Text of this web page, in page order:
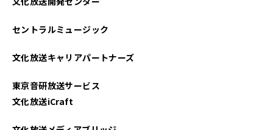
2024年09月
セントラルミュージック
文化放送キャリアパートナーズ
東京音研放送サービス
文化放送iCraft